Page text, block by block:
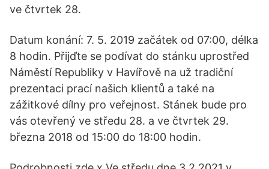
ve čtvrtek 28.
Datum konání: 7. 5. 2019 začátek od 07:00, délka
8 hodin. Přijďte se podívat do stánku uprostřed
Náměstí Republiky v Havířově na už tradiční
prezentaci prací našich klientů a také na
zážitkové dílny pro veřejnost. Stánek bude pro
vás otevřený ve středu 28. a ve čtvrtek 29.
března 2018 od 15:00 do 18:00 hodin.